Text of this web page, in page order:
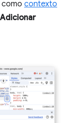
como contexto
Adicionar